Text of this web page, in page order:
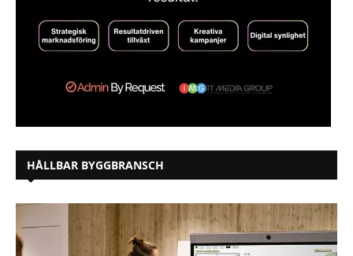
HÅLLBAR BYGGBRANSCH